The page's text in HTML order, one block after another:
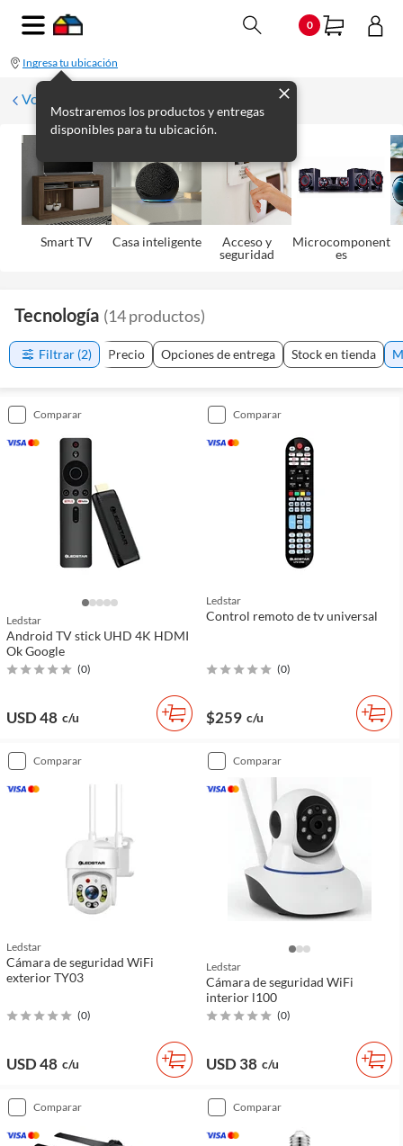
0
Ingresa tu ubicación
Mostraremos los productos y entregas
disponibles para tu ubicación.
Volver
Smart TV Casa inteligente
Acceso y
seguridad
Microcomponent
es
Tecnología (14productos)
Filtrar (2) Precio Opciones de entrega Stock en tienda
comparar
Ledstar
Android TV stick UHD 4K HDMI
Ok Google
(0)
USD 48 c/u
comparar
Ledstar
Control remoto de tv universal
(0)
$259 c/u
comparar
Ledstar
Cámara de seguridad WiFi
exterior TY03
(0)
USD 48 c/u
comparar
Ledstar
Cámara de seguridad WiFi
interior l100
(0)
USD 38 c/u
comparar comparar